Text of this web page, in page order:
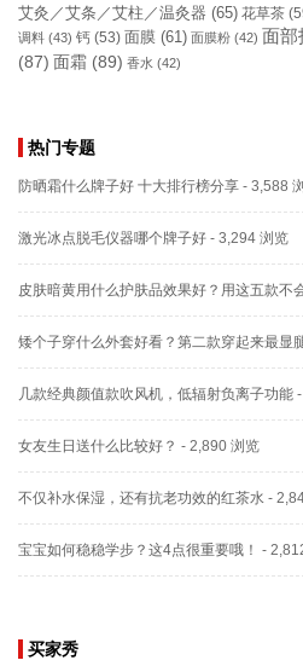
艾灸／艾条／艾柱／温灸器 (65) 花草茶
调料 (43) 钙 (53) 面膜 (61) 面膜粉 (42) 面部
(87) 面霜 (89) 香水 (42)
热门专题
防晒霜什么牌子好 十大排行榜分享 - 3,588
激光冰点脱毛仪器哪个牌子好 - 3,294 浏览
皮肤暗黄用什么护肤品效果好？用这五款不
矮个子穿什么外套好看？第二款穿起来最显
几款经典颜值款吹风机，低辐射负离子功能
女友生日送什么比较好？ - 2,890 浏览
不仅补水保湿，还有抗老功效的红茶水 -
宝宝如何稳稳学步？这4点很重要哦！ -
买家秀